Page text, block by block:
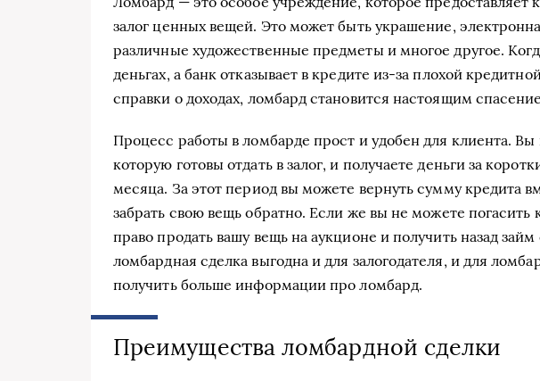
залог ценных вещей. Это может быть украшение,
различные художественные предметы и многое другое.
деньгах, а банк отказывает в кредите из-за плохой
справки о доходах, ломбард становится настоящим
Процесс работы в ломбарде прост и удобен для клиента.
которую готовы отдать в залог, и получаете деньги за
месяца. За этот период вы можете вернуть сумму кредита
забрать свою вещь обратно. Если же вы не можете погасить
право продать вашу вещь на аукционе и получить назад
ломбардная сделка выгодна и для залогодателя, и для
получить больше информации про ломбард.
Преимущества ломбардной сделки